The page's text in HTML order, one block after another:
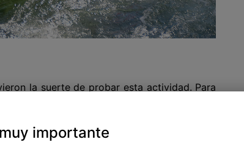
importante
la suerte de probar esta actividad. Para
sin dudarlo ¿y para los demás? Tienen más